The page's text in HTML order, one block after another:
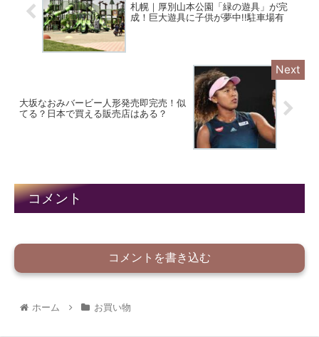
札幌｜厚別山本公園「緑の遊具」が完
成！巨大遊具に子供が夢中!!駐車場有
大坂なおみバービー人形発売即完売！似
てる？日本で買える販売店はある？
コメント
コメントを書き込む
ホーム お買い物